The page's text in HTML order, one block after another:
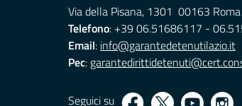
Via della Pisana, 1301 00163 Roma
Telefono: +39 06.51686117 -
Email: info@garantedetenutilazio.it
Pec:
Seguici su